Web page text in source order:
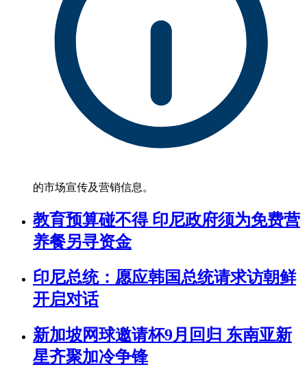
的市场宣传及营销信息。
教育预算碰不得 印尼政府须为免费营
养餐另寻资金
印尼总统：愿应韩国总统请求访朝鲜
开启对话
新加坡网球邀请杯9月回归 东南亚新
星齐聚加冷争锋